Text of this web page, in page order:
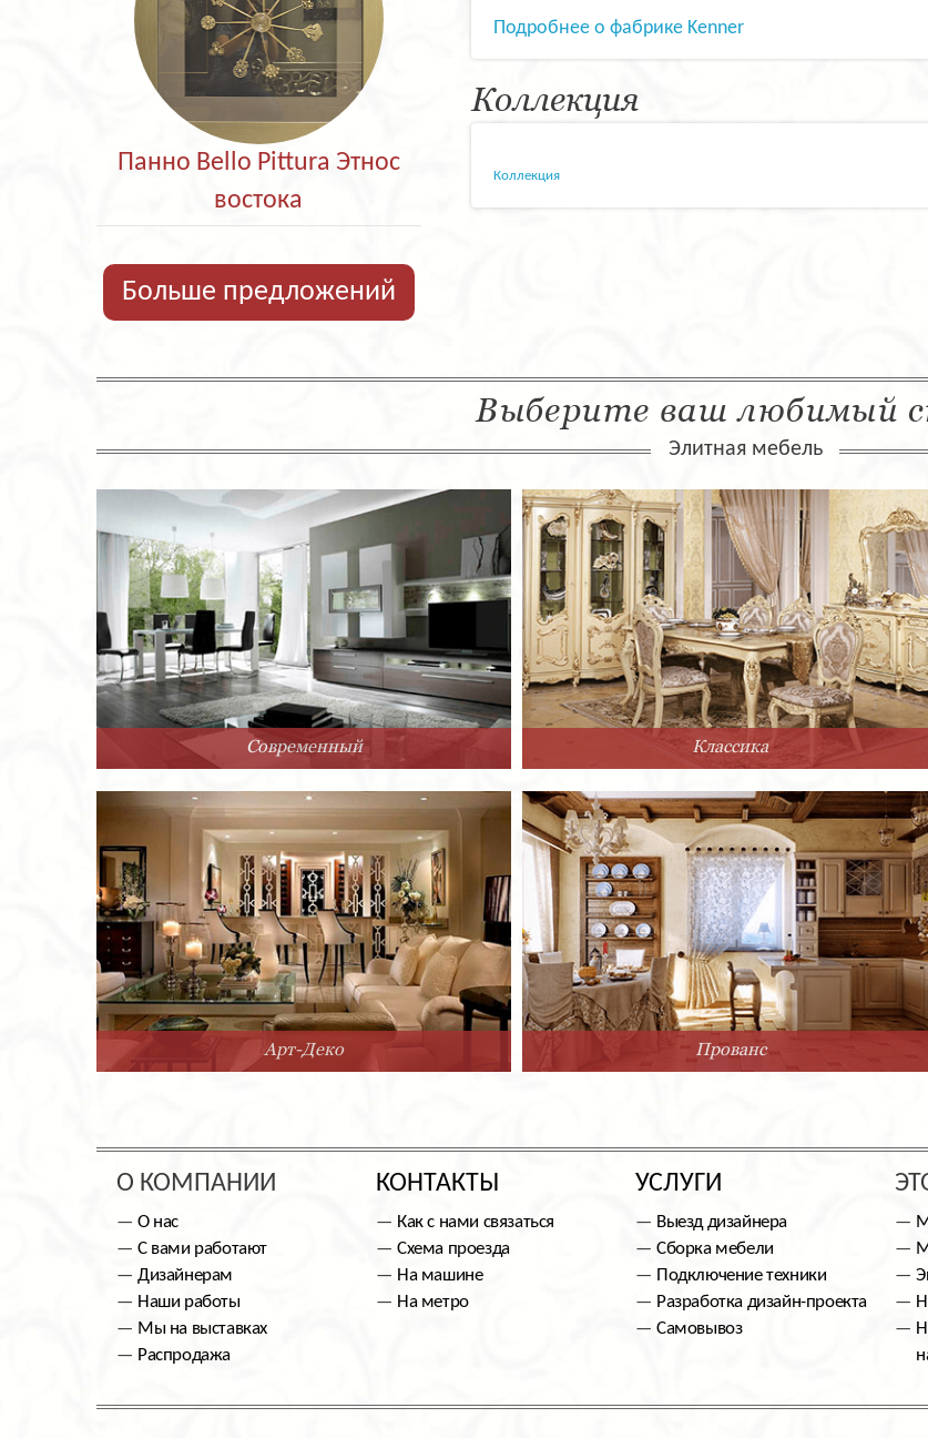
Панно Bello Pittura Этнос
востока
Больше предложений
Подробнее о фабрике Kenner
Коллекция
Коллекция
Выберите ваш любимый
Элитная мебель
Современный Классика
Арт-Деко Прованс
О КОМПАНИИ
О нас
С вами работают
Дизайнерам
Наши работы
Мы на выставках
Распродажа
КОНТАКТЫ
Как с нами связаться
Схема проезда
На машине
На метро
УСЛУГИ
Выезд дизайнера
Сборка мебели
Подключение техники
Разработка дизайн-проекта
Самовывоз